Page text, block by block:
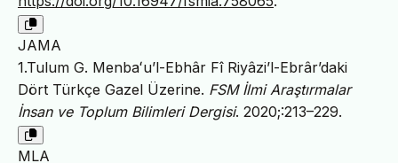
JAMA
1.Tulum G. Menbaʻu’l-Ebhâr Fî Riyâzi’l-Ebrâr’daki
Dört Türkçe Gazel Üzerine. FSM İlmi Araştırmalar
İnsan ve Toplum Bilimleri Dergisi. 2020;:213–229.
MLA